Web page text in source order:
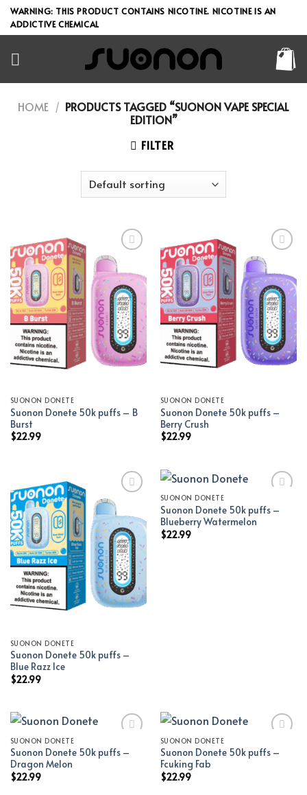
Skip
to
WARNING: THIS PRODUCT CONTAINS NICOTINE. NICOTINE IS AN
ADDICTIVE CHEMICAL
HOME / PRODUCTS TAGGED “SUONON VAPE SPECIAL
EDITION”
FILTER
Add to wishlist
SUONON DONETE
Suonon Donete 50k puffs – B
Burst
$22.99
Add to wishlist
SUONON DONETE
Suonon Donete 50k puffs –
Berry Crush
$22.99
Add to wishlist
SUONON DONETE
Suonon Donete 50k puffs –
Blue Razz Ice
$22.99
Add to wishlist
SUONON DONETE
Suonon Donete 50k puffs –
Blueberry Watermelon
$22.99
Add to wishlist
SUONON DONETE
Suonon Donete 50k puffs –
Dragon Melon
$22.99
Add to wishlist
SUONON DONETE
Suonon Donete 50k puffs –
Fcuking Fab
$22.99